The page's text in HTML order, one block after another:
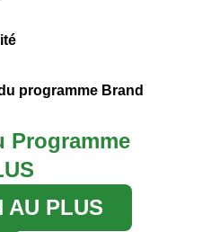
programme Brand
Programme
AU PLUS